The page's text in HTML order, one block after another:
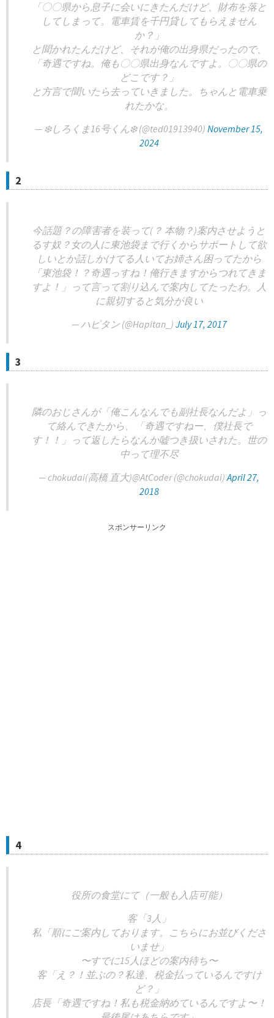
「〇〇県から息子に会いにきたんだけど、財布を落と
してしまって。電車賃を千円貸してもらえません
か？」
と聞かれたんだけど、それが俺の出身県だったので、
「奇遇ですね。俺も〇〇県出身なんですよ。〇〇県の
どこです？」
と方言で聞いたら去っていきました。ちゃんと電車乗
れたかな。
— ‍❄️しろくま16号くん‍❄️ (@ted01913940) November 15,
2024
2
今話題？の障害者を装って(？ 本物？)案内させようと
るす奴？女の人に東池袋まで行くからサポートして欲
しいとか話しかけてる人いてお姉さん困ってたから
「東池袋！？奇遇っすね！俺行きますからつれてきま
すよ！」って言って割り込んで案内してたったわ。人
に親切すると気分が良い
— ハピタン (@Hapitan_) July 17, 2017
3
隣のおじさんが「俺こんなんでも副社長なんだよ」っ
て絡んできたから、「奇遇ですねー、僕社長で
す！！」って返したらなんか嘘つき扱いされた。世の
中って理不尽
— chokudai(高橋 直大)@AtCoder (@chokudai)April 27,
2018
スポンサーリンク
4
役所の食堂にて（一般も入店可能）
客「3人」
私「順にご案内しております。こちらにお並びくださ
いませ」
〜すでに15人ほどの案内待ち〜
客「え？！並ぶの？私達、税金払っているんですけ
ど？」
店長「奇遇ですね！私も税金納めているんですよ〜！